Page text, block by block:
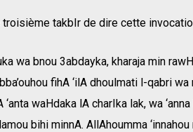
takbIr de dire cette
wa bnou 3abdayka, kharaja min
fihA ‘ilA dhoulmati l-qabri
‘anta waHdaka lA charIka lak, wa
bihi minnA. AllAhoumma